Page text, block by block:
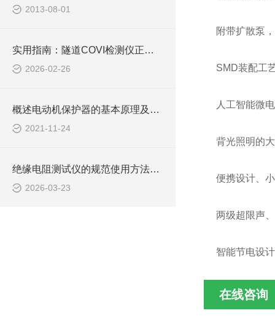
2013-08-01
实用指南：隧道COVI检测仪正确使用方法大公开
2026-02-26
概述电动机保护器的基本原理及工作过程
2021-11-24
绝缘电阻测试仪的规范使用方法详解
2026-03-23
附带扩散泵
SMD装配工
人工智能微
背光照明的
便携设计、
两级超限声
智能节电设
在线咨询